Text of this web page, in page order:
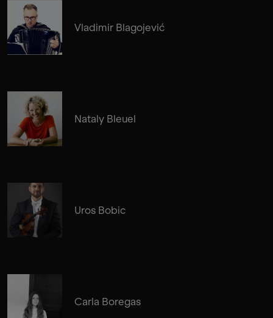
Vladimir Blagojević
Nataly Bleuel
Uros Bobic
Carla Boregas